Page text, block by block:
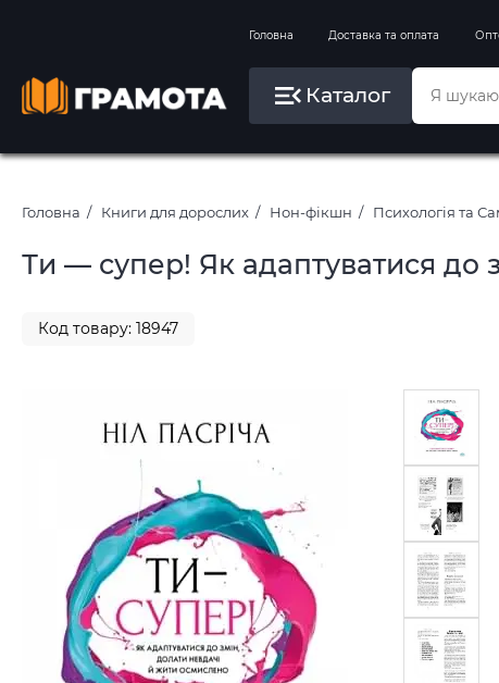
Головна Доставка та оплата
Каталог
Вправи на зимові канікули
Літо, пляж, плавання, басейни
Картини за номерами
Головна Книги для дорослих Нон-фікшн Психологія та
Ти — супер! Як адаптуватися до
Код товару: 18947